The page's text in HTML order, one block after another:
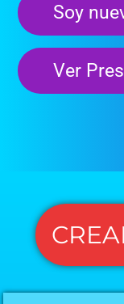
Soy
Ver